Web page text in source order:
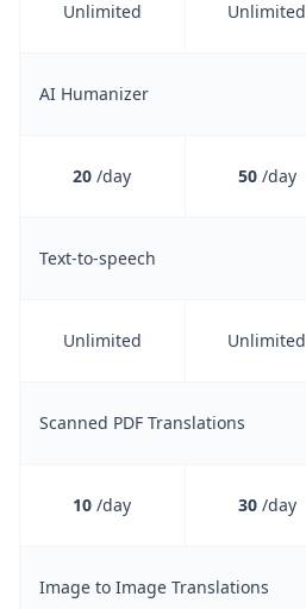
Unlimited Unlimited
AI Humanizer
20 /day 50/day
Text-to-speech
Unlimited Unlimited
Scanned PDF Translations
10 /day 30/day
Image to Image Translations